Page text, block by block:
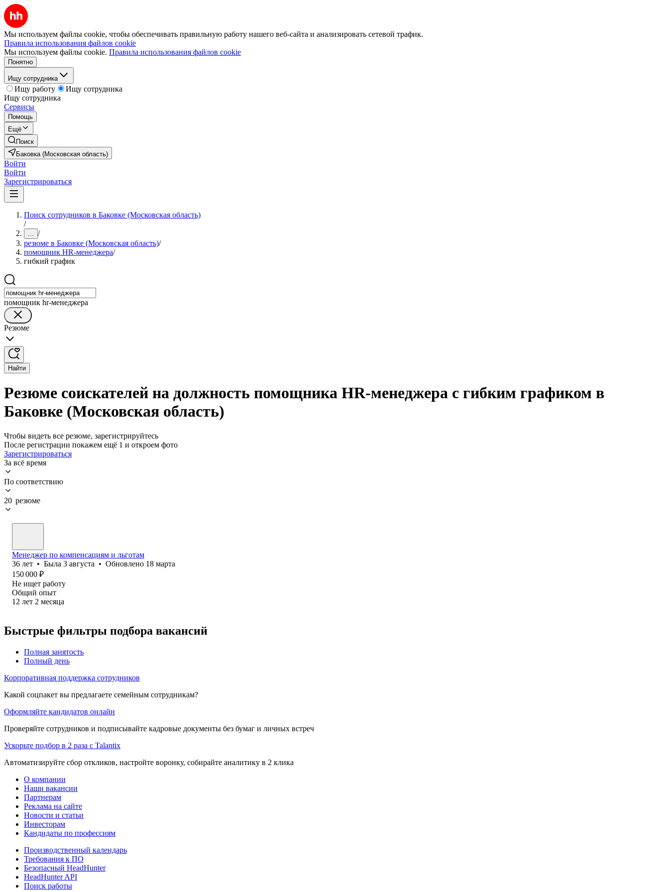
Мы используем файлы cookie, чтобы обеспечивать правильную работу нашего веб-сайта и анализировать сетевой трафик.
Правила использования файлов cookie
Мы используем файлы cookie. Правила использования файлов cookie
Понятно
Ищу сотрудника
Ищу работу
Ищу сотрудника
Ищу сотрудника
Сервисы
Помощь
Ещё
Поиск
Баковка (Московская область)
Войти
Войти
Зарегистрироваться
Поиск сотрудников в Баковке (Московская область)
/
... /
резюме в Баковке (Московская область)/
помощник HR-менеджера/
гибкий график
помощник hr-менеджера
Резюме
Найти
Резюме соискателей на должность помощника HR-менеджера с гибким графиком в
Баковке (Московская область)
Чтобы видеть все резюме, зарегистрируйтесь
После регистрации покажем ещё 1 и откроем фото
Зарегистрироваться
За всё время
По соответствию
20 резюме
Менеджер по компенсациям и льготам
36 лет • Была 3 августа • Обновлено 18 марта
150 000 ₽
Не ищет работу
Общий опыт
12 лет 2 месяца
Быстрые фильтры подбора вакансий
Полная занятость
Полный день
Корпоративная поддержка сотрудников
Какой соцпакет вы предлагаете семейным сотрудникам?
Оформляйте кандидатов онлайн
Проверяйте сотрудников и подписывайте кадровые документы без бумаг и личных встреч
Ускорьте подбор в 2 раза с Talantix
Автоматизируйте сбор откликов, настройте воронку, собирайте аналитику в 2 клика
О компании
Наши вакансии
Партнерам
Реклама на сайте
Новости и статьи
Инвесторам
Кандидаты по профессиям
Производственный календарь
Требования к ПО
Безопасный HeadHunter
HeadHunter API
Поиск работы